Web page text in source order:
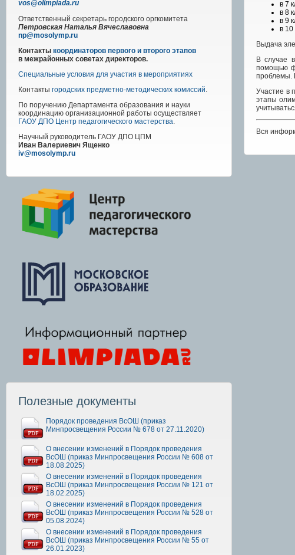
vos@olimpiada.ru
Ответственный секретарь городского оргкомитета
Петровская Наталья Вячеславовна
np@mosolymp.ru
Контакты координаторов первого и второго этапов
в межрайонных советах директоров.
Специальные условия для участия в мероприятиях
Контакты городских предметно-методических комиссий.
По поручению Департамента образования и науки
координацию организационной работы осуществляет
ГАОУ ДПО Центр педагогического мастерства.
Научный руководитель ГАОУ ДПО ЦПМ
Иван Валериевич Ященко
iv@mosolymp.ru
Полезные документы
Порядок проведения ВсОШ (приказ
Минпросвещения России № 678 от 27.11.2020)
О внесении изменений в Порядок проведения
ВсОШ (приказ Минпросвещения России № 608 от
18.08.2025)
О внесении изменений в Порядок проведения
ВсОШ (приказ Минпросвещения России № 121 от
18.02.2025)
О внесении изменений в Порядок проведения
ВсОШ (приказ Минпросвещения России № 528 от
05.08.2024)
О внесении изменений в Порядок проведения
ВсОШ (приказ Минпросвещения России № 55 от
26.01.2023)
в 7
в 8
в 9
в 10
Выдача
В случае
помощью
проблемы.
Участие в
этапы
Вся